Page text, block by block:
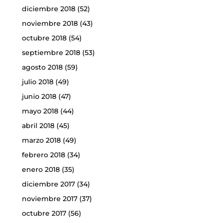
diciembre 2018(52)
noviembre 2018(43)
octubre 2018(54)
septiembre 2018(53)
agosto 2018(59)
julio 2018(49)
junio 2018(47)
mayo 2018(44)
abril 2018(45)
marzo 2018(49)
febrero 2018(34)
enero 2018(35)
diciembre 2017(34)
noviembre 2017(37)
octubre 2017(56)